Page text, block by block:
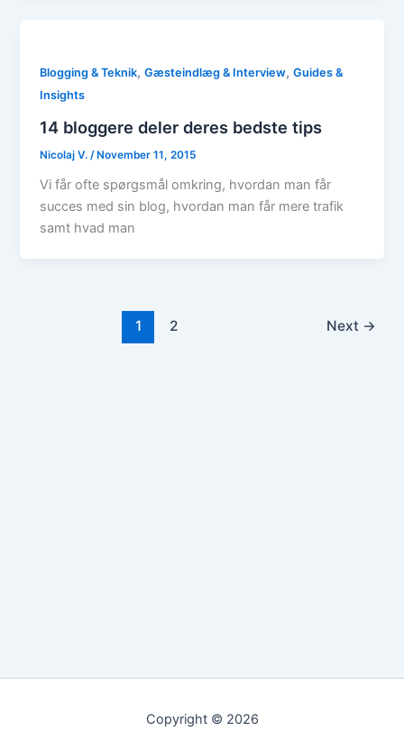
Blogging & Teknik,Gæsteindlæg & Interview,Guides &
Insights
14 bloggere deler deres bedste tips
Nicolaj V./ November 11, 2015
Vi får ofte spørgsmål omkring, hvordan man får
succes med sin blog, hvordan man får mere trafik
samt hvad man
1 2 Next →
Copyright © 2026